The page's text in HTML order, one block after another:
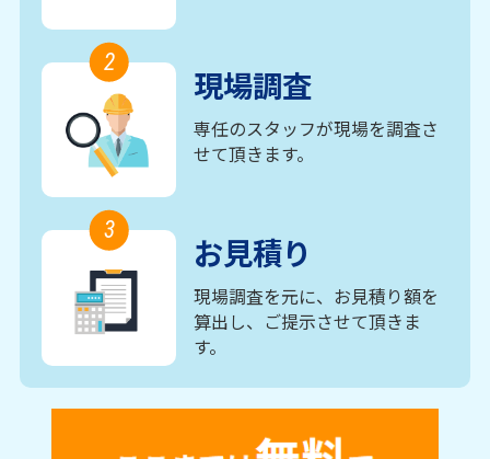
2
現場調査
専任のスタッフが現場を調査さ
せて頂きます。
3
お見積り
現場調査を元に、お見積り額を
算出し、ご提示させて頂きま
す。